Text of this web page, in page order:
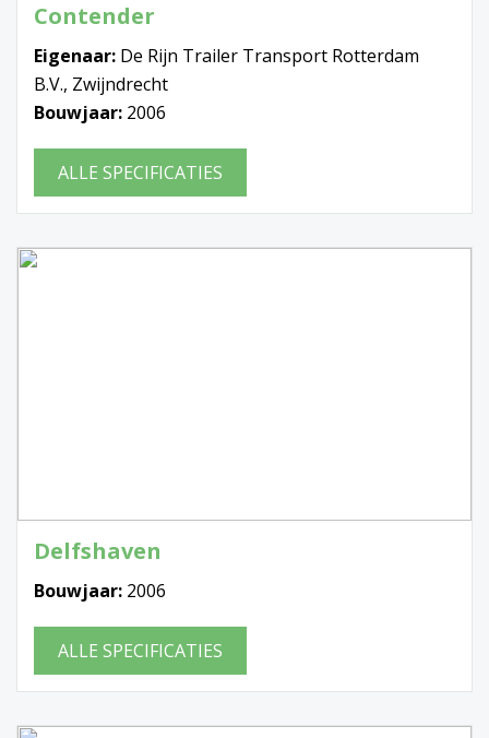
Contender
Eigenaar: De Rijn Trailer Transport Rotterdam
B.V., Zwijndrecht
Bouwjaar: 2006
ALLE SPECIFICATIES
Delfshaven
Bouwjaar: 2006
ALLE SPECIFICATIES